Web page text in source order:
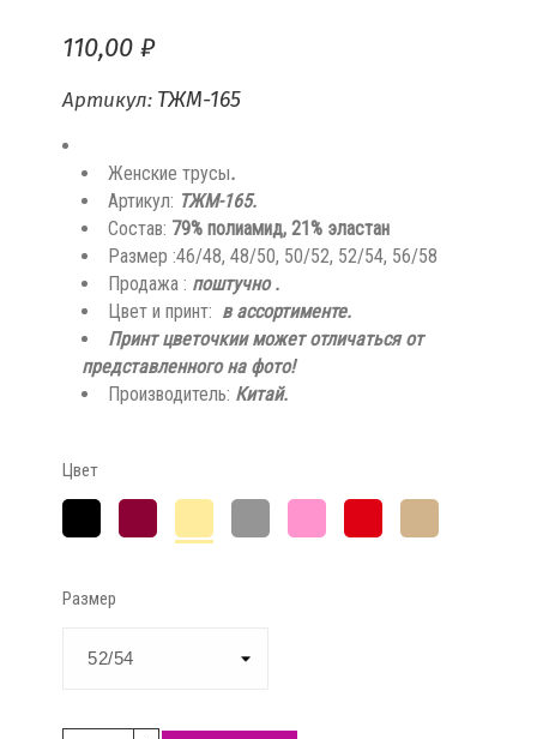
110,00 ₽
Артикул: ТЖМ-165
Женские трусы.
Артикул: ТЖМ-165.
Состав: 79% полиамид, 21% эластан
Размер :46/48, 48/50, 50/52, 52/54, 56/58
Продажа : поштучно.
Цвет и принт: в ассортименте.
Принт цветочкии может отличаться от
представленного на фото!
Производитель: Китай.
Цвет
бежевый
Размер